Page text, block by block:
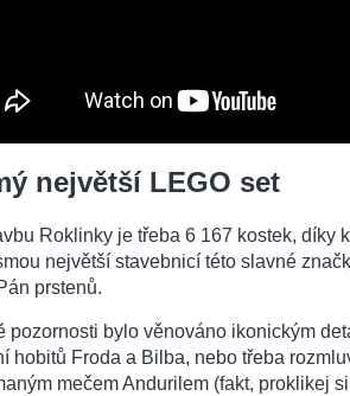
největší LEGO set
Roklinky je třeba 6 167 kostek, díky
největší stavebnicí této slavné
prstenů.
pozornosti bylo věnováno ikonickým
hobitů Froda a Bilba, nebo třeba
mečem Andurilem (fakt, proklikej